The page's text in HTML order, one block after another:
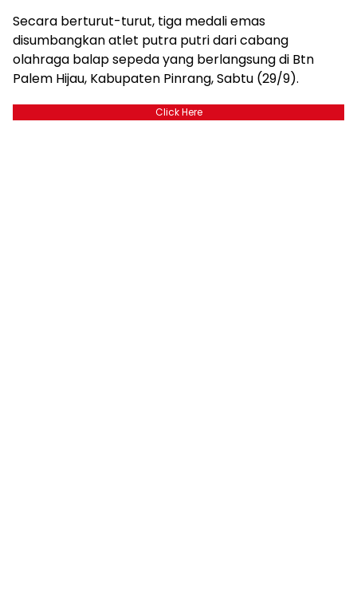
Secara berturut-turut, tiga medali emas
disumbangkan atlet putra putri dari cabang
olahraga balap sepeda yang berlangsung di Btn
Palem Hijau, Kabupaten Pinrang, Sabtu (29/9).
Click Here